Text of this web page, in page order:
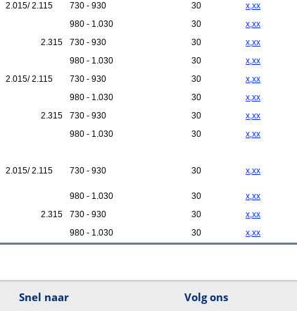
2.015/ 2.115 730 - 930 30 x,xx
980 - 1.030
30 x,xx
2.315
730 - 930 30 x,xx
980 - 1.030
30 x,xx
2.015/ 2.115 730 - 930 30 x,xx
980 - 1.030
30 x,xx
2.315
730 - 930 30 x,xx
980 - 1.030
30 x,xx
2.015/ 2.115 730 - 930 30 x,xx
980 - 1.030 30 x,xx
2.315
730 - 930 30 x,xx
980 - 1.030
30 x,xx
Snel naar Volg ons